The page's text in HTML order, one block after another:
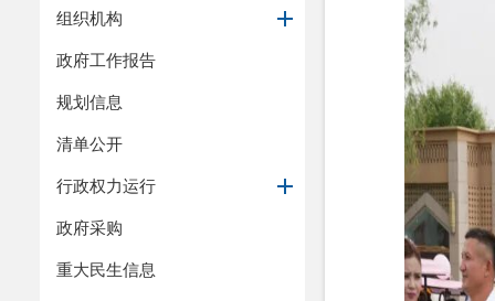
组织机构
政府工作报告
规划信息
清单公开
行政权力运行
政府采购
重大民生信息